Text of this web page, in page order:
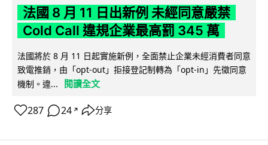
法國 8 月 11 日出新例 未經同意嚴禁
Cold Call 違規企業最高罰 345 萬
法國將於 8 月 11 日起實施新例，全面禁止企業未經消費者同意
致電推銷，由「opt-out」拒接登記制轉為「opt-in」先徵同意
機制。違...
閱讀全文
287 24 ↗ 分享